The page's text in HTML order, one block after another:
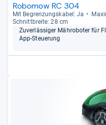
Robomow RC 304
Mit Begren­zungs­ka­bel: Ja
Schnitt­breite: 28 cm
Zuver­läs­si­ger Mähro­bo­ter für
App-​Steue­rung